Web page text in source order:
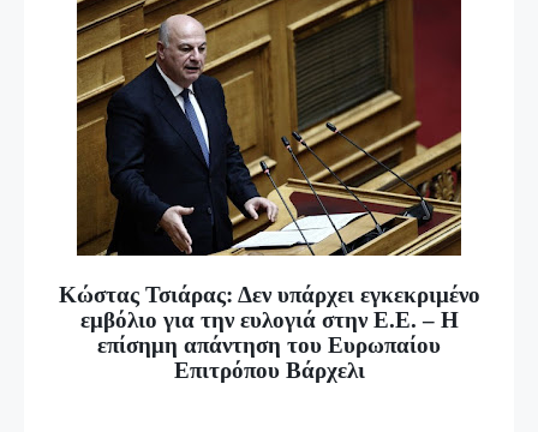
Κώστας Τσιάρας: Δεν υπάρχει εγκεκριμένο
εμβόλιο για την ευλογιά στην Ε.Ε. – Η
επίσημη απάντηση του Ευρωπαίου
Επιτρόπου Βάρχελι